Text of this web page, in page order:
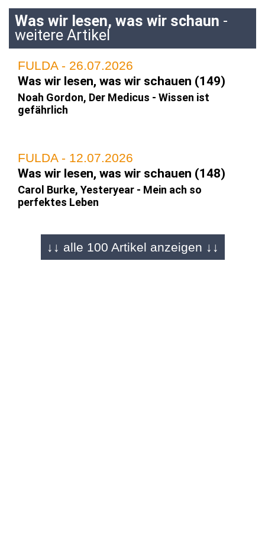
Was wir lesen, was wir schaun -
weitere Artikel
FULDA - 26.07.2026
Was wir lesen, was wir schauen (149)
Noah Gordon, Der Medicus - Wissen ist
gefährlich
FULDA - 12.07.2026
Was wir lesen, was wir schauen (148)
Carol Burke, Yesteryear - Mein ach so
perfektes Leben
FULDA - 28.06.2026
↓↓ alle 100 Artikel anzeigen ↓↓